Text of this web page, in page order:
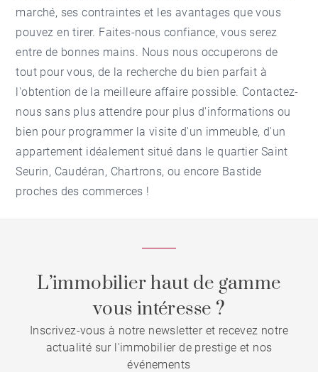
marché, ses contraintes et les avantages que vous
pouvez en tirer. Faites-nous confiance, vous serez
entre de bonnes mains. Nous nous occuperons de
tout pour vous, de la recherche du bien parfait à
l'obtention de la meilleure affaire possible. Contactez-
nous sans plus attendre pour plus d'informations ou
bien pour programmer la visite d'un immeuble, d'un
appartement idéalement situé dans le quartier Saint
Seurin, Caudéran, Chartrons, ou encore Bastide
proches des commerces !
L’immobilier haut de gamme
vous intéresse ?
Inscrivez-vous à notre newsletter et recevez notre
actualité sur l'immobilier de prestige et nos
événements